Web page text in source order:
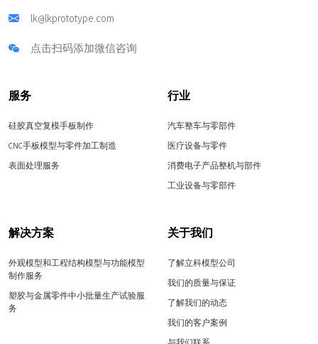
lk@lkprototype.com
点击扫码添加微信咨询
服务
硅胶真空复模手板制作
CNC手板模型与零件加工制造
表面处理服务
行业
汽车整车与零部件
医疗设备与零件
消费电子产品整机与部件
工业设备与零部件
解决方案
外观模型和工程结构模型与功能模型
制作服务
塑胶与金属零件中小批量生产试验服
务
关于我们
了解立科模型公司
我们的质量与保证
了解我们的动态
我们的客户案例